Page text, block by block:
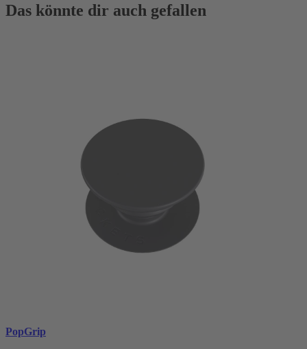
Das könnte dir auch gefallen
PopGrip